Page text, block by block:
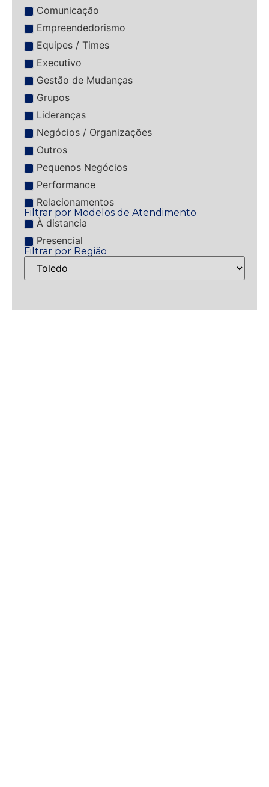
Comunicação
Empreendedorismo
Equipes / Times
Executivo
Gestão de Mudanças
Grupos
Lideranças
Negócios / Organizações
Outros
Pequenos Negócios
Performance
Relacionamentos
Filtrar por Modelos de Atendimento
À distancia
Presencial
Filtrar por Região